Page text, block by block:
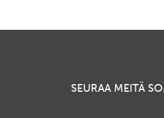
SEURAA MEITÄ